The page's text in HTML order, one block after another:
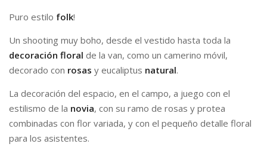
Puro estilo folk!
Un shooting muy boho, desde el vestido hasta toda la
decoración floral de la van, como un camerino móvil,
decorado con rosas y eucaliptus natural.
La decoración del espacio, en el campo, a juego con el
estilismo de la novia, con su ramo de rosas y protea
combinadas con flor variada, y con el pequeño detalle floral
para los asistentes.